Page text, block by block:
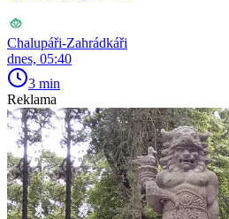
Chalupáři-Zahrádkáři
dnes, 05:40
3 min
Reklama